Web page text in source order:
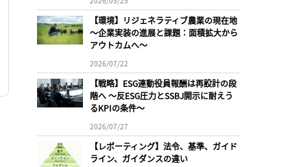
【環境】リジェネラティブ農業の現在地
〜企業実装の進展と課題：面積拡大から
アウトカムへ〜
2026/07/22
【戦略】ESG連動役員報酬は再設計の段
階へ 〜反ESG圧力とSSBJ開示に耐えう
るKPIの条件〜
2026/07/27
【レポーティング】法令、基準、ガイド
ライン、ガイダンスの違い